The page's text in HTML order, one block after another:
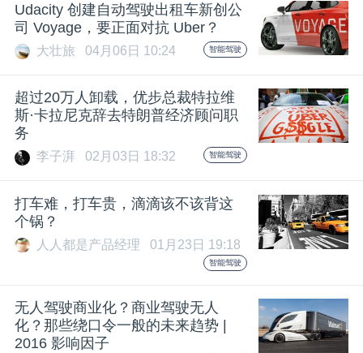
专
题
机
Udacity 创建自动驾驶出租车新创公
司 Voyage，要正面对抗 Uber？
大壮旅 04月06日 10:24 智能驾驶
超过20万人卸载，优步总裁特拉维
斯·卡拉尼克辞去特朗普经济顾问职
务
李子湃 02月03日 18:32 智能驾驶
打车难，打车贵，滴滴该不该背这
个锅？
人人都是产品经理 01月23日 19:18
智能驾驶
无人驾驶商业化？商业驾驶无人
化？那些绕口令一般的未来趋势 |
2016 影响因子